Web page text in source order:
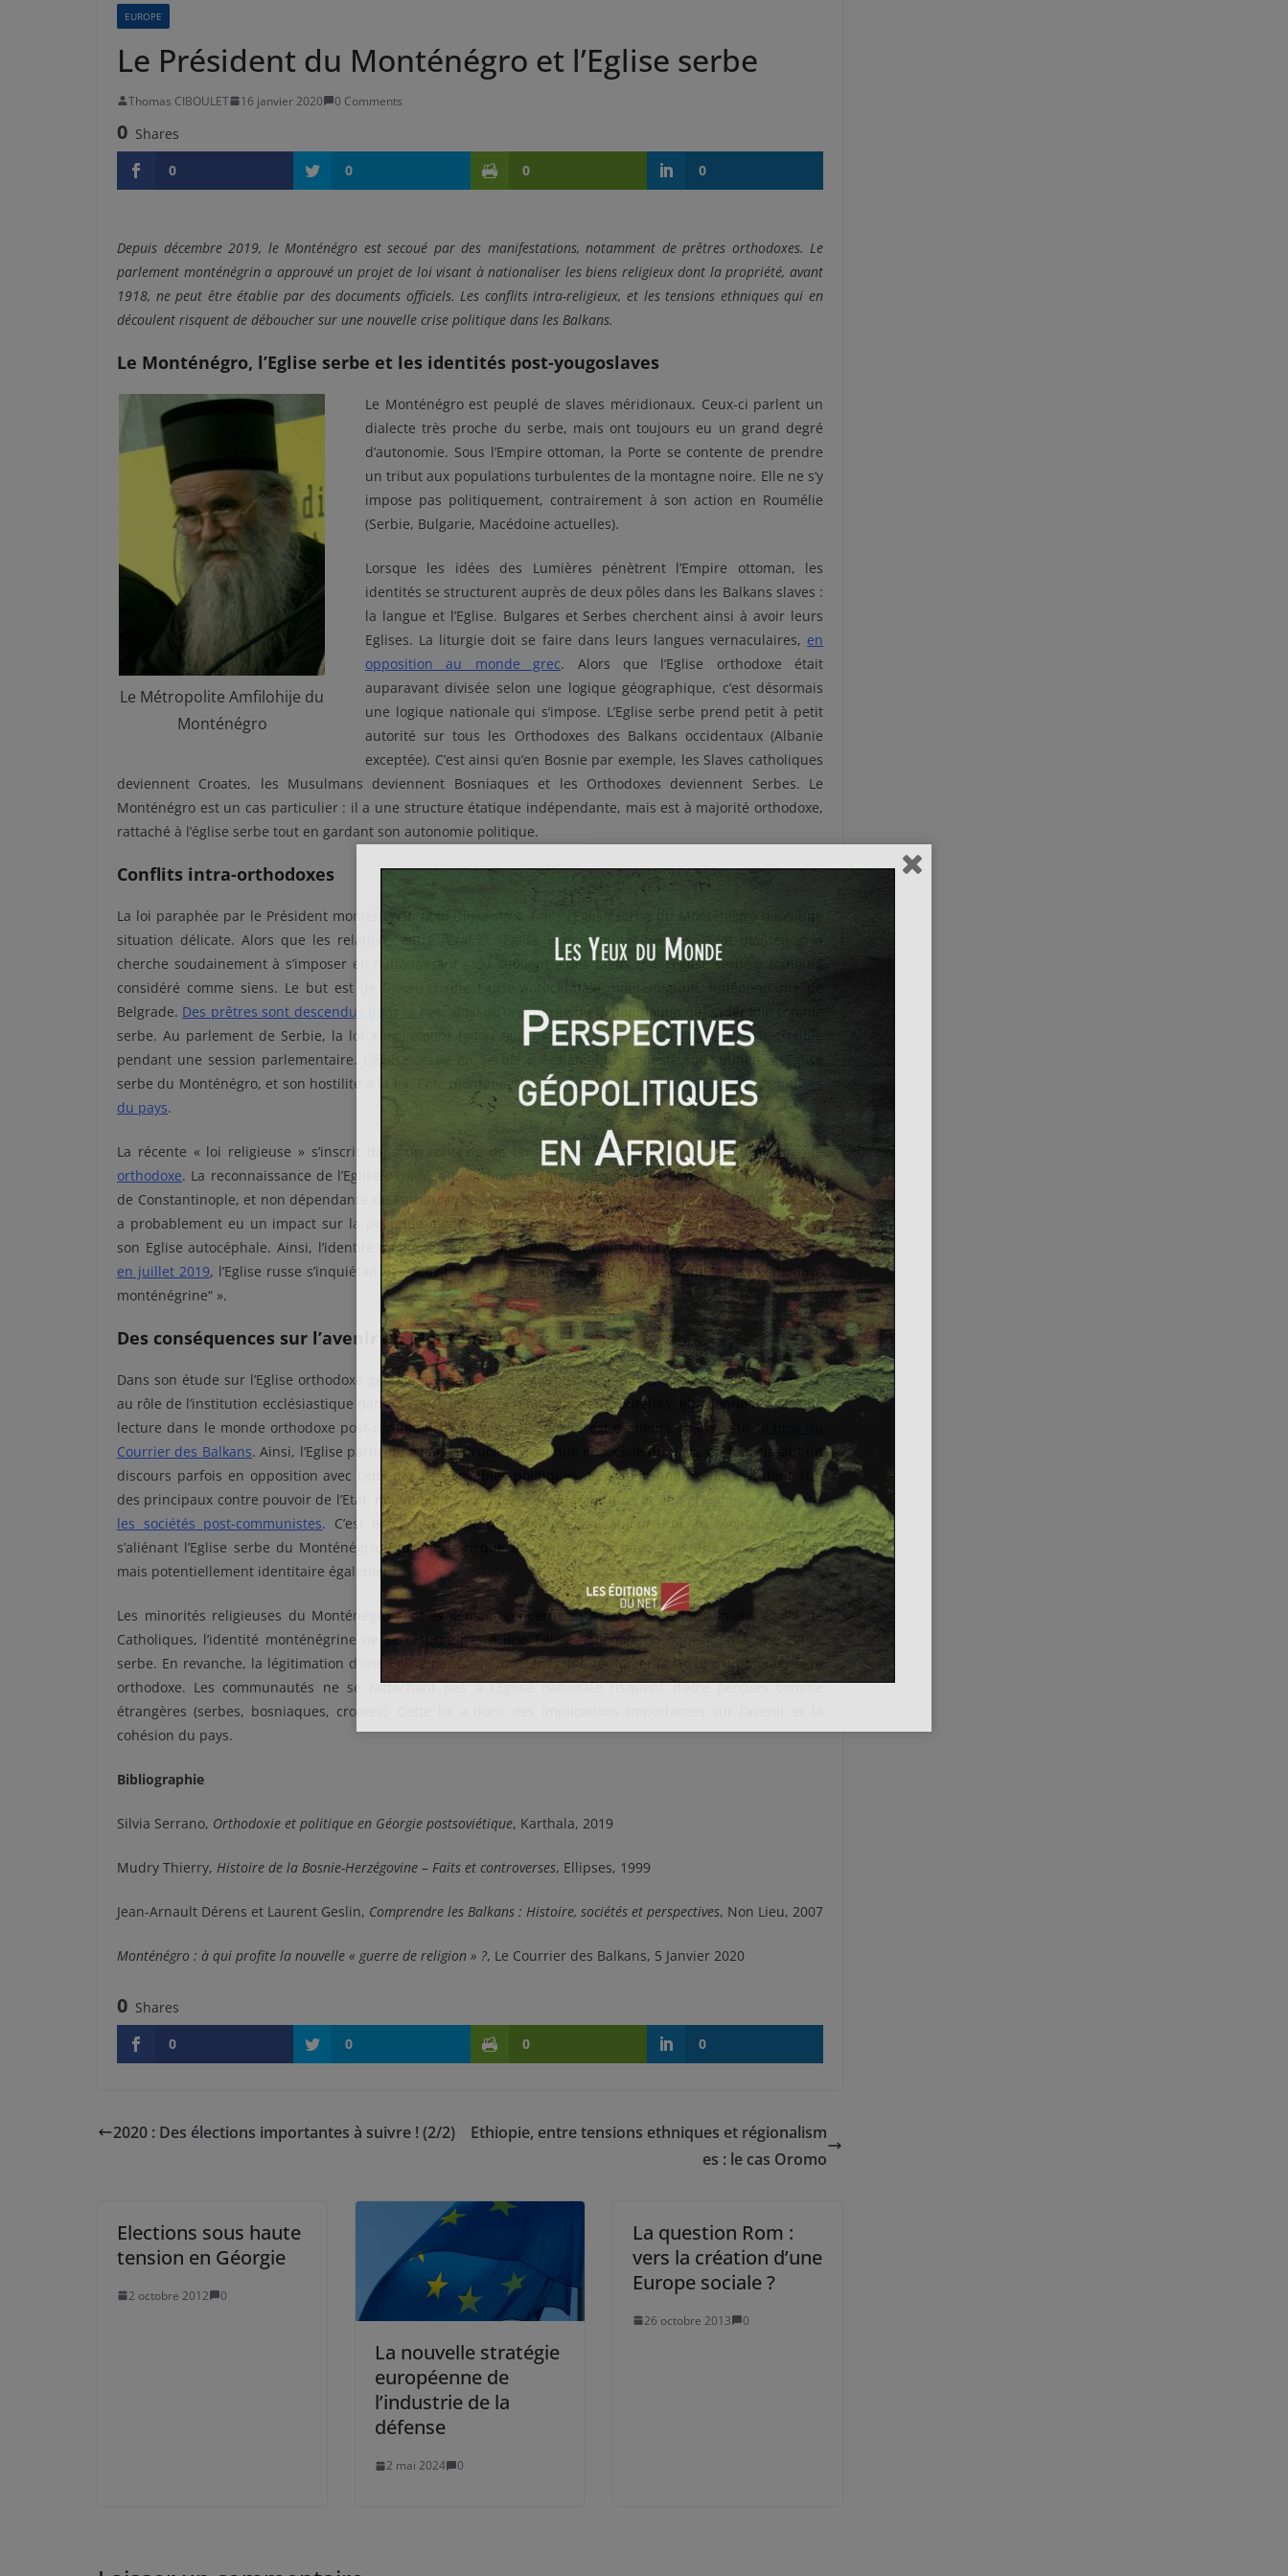
EUROPE
Le Président du Monténégro et l’Eglise serbe
Thomas CIBOULET 16 janvier 2020 0 Comments
0 Shares
0
0 0 0
Depuis décembre 2019, le Monténégro est secoué par des manifestations, notamment de prêtres orthodoxes. Le
parlement monténégrin a approuvé un projet de loi visant à nationaliser les biens religieux dont la propriété, avant
1918, ne peut être établie par des documents officiels. Les conflits intra-religieux, et les tensions ethniques qui en
découlent risquent de déboucher sur une nouvelle crise politique dans les Balkans.
Le Monténégro, l’Eglise serbe et les identités post-yougoslaves
Le Métropolite Amfilohije du
Monténégro
Le Monténégro est peuplé de slaves méridionaux. Ceux-ci parlent un
dialecte très proche du serbe, mais ont toujours eu un grand degré
d’autonomie. Sous l’Empire ottoman, la Porte se contente de prendre
un tribut aux populations turbulentes de la montagne noire. Elle ne s’y
impose pas politiquement, contrairement à son action en Roumélie
(Serbie, Bulgarie, Macédoine actuelles).
Lorsque les idées des Lumières pénètrent l’Empire ottoman, les
identités se structurent auprès de deux pôles dans les Balkans slaves :
la langue et l’Eglise. Bulgares et Serbes cherchent ainsi à avoir leurs
Eglises. La liturgie doit se faire dans leurs langues vernaculaires, en
opposition au monde grec. Alors que l’Eglise orthodoxe était
auparavant divisée selon une logique géographique, c’est désormais
une logique nationale qui s’impose. L’Eglise serbe prend petit à petit
autorité sur tous les Orthodoxes des Balkans occidentaux (Albanie
exceptée). C’est ainsi qu’en Bosnie par exemple, les Slaves catholiques
deviennent Croates, les Musulmans deviennent Bosniaques et les Orthodoxes deviennent Serbes. Le
Monténégro est un cas particulier : il a une structure étatique indépendante, mais est à majorité orthodoxe,
rattaché à l’église serbe tout en gardant son autonomie politique.
Conflits intra-orthodoxes
La loi paraphée par le Président monténégrin Milo Djukanovic a mis l’Eglise serbe du Monténégro dans une
situation délicate. Alors que les relations entre l’Etat et l’Eglise étaient plutôt bonnes, l’Etat monténégrin
cherche soudainement à s’imposer en nationalisant – ou spoliant – des biens que l’Eglise serbe a toujours
considéré comme siens. Le but est de favoriser une Eglise autocéphale monténégrine, indépendante de
Belgrade. Des prêtres sont descendus dans la rue
, ainsi qu’une partie de la population qui s’identifie comme
serbe. Au parlement de Serbie, la loi a également fait réagir,un parti d’extrême droite semant le trouble
pendant une session parlementaire. L’Eglise serbe en Serbie a également manifesté son soutien à l’Eglise
serbe du Monténégro, et son hostilité à la loi. Côté monténégrin, plusieurs prêtres serbes se voient expulsés
du pays.
La récente « loi religieuse » s’inscrit dans un contexte de tensions etrecompositions au sein du monde
orthodoxe. La reconnaissance de l’Eglise ukrainienne orthodoxe comme Eglise autocéphale par le Patriarcat
de Constantinople, et non dépendante du Patriarcat de Moscou, a divisé le monde orthodoxe. Cette décision
a probablement eu un impact sur la politique monténégrine. Désormais, le Monténégro peut revendiquer
son Eglise autocéphale. Ainsi, l’identité monténégrine se différencierait clairement de l’identité serbe.Déjà
en juillet 2019, l’Eglise russe s’inquiétait des activités « schismatiques » de la « prétendue “église orthodoxe
monténégrine“ ».
Des conséquences sur l’avenir du Monténégro
Dans son étude sur l’Eglise orthodoxe géorgienne dans la Géorgie post-soviétique, Silvia Serrano s’intéresse
au rôle de l’institution ecclésiastique dans la construction de l’Etat géorgien. Toutefois, elle donne des clés de
lecture dans le monde orthodoxe post-communiste en général. Le livre est d’ailleurs analysé sur
Courrier des Balkans. Ainsi, l’Eglise participe à la construction politique et sociale du pays, en fournissant un
discours parfois en opposition avec ceux des responsables politiques. L’Eglise orthodoxe devient donc l’un
des principaux contre pouvoir de l’Etat, notamment en contexte de libéralisation et de
perte de repères dans
les sociétés post-communistes. C’est entre autres ce que l’on observe aujourd’hui au Monténégro. En
s’aliénant l’Eglise serbe du Monténégro, Djukanovic risque de précipiter le pays dans une crise politique,
mais potentiellement identitaire également.
Les minorités religieuses du Monténégro sont également concernées. Avec 20% de Musulmans et 4% de
Catholiques, l’identité monténégrine ne se résume pas à une Eglise nationale en opposition à une Eglise
serbe. En revanche, la légitimation d’une Eglise nationale monténégrine renforcerait l’idée d’un Monténégro
orthodoxe. Les communautés ne se rattachant pas à l’Eglise nationale risquent d’être perçues comme
étrangères (serbes, bosniaques, croates). Cette loi a donc des implications importantes sur l’avenir et la
cohésion du pays.
Bibliographie
Silvia Serrano, Orthodoxie et politique en Géorgie postsoviétique, Karthala, 2019
Mudry Thierry, Histoire de la Bosnie-Herzégovine – Faits et controverses, Ellipses, 1999
Jean-Arnault Dérens et Laurent Geslin, Comprendre les Balkans : Histoire, sociétés et perspectives, Non Lieu, 2007
Monténégro : à qui profite la nouvelle « guerre de religion » ?, Le Courrier des Balkans, 5 Janvier 2020
0 Shares
0
0 0 0
2020 : Des élections importantes à suivre ! (2/2)
Ethiopie, entre tensions ethniques et régionalism
es : le cas Oromo
Elections sous haute
tension en Géorgie
2 octobre 2012 0
La nouvelle stratégie
européenne de
l’industrie de la
défense
2 mai 2024 0
La question Rom :
vers la création d’une
Europe sociale ?
26 octobre 2013 0